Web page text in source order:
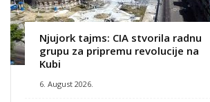
Njujork tajms: CIA stvorila radnu
grupu za pripremu revolucije na
Kubi
6. August 2026.